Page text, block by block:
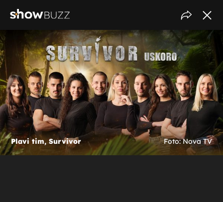
Plavi tim, Survivor Foto: Nova TV